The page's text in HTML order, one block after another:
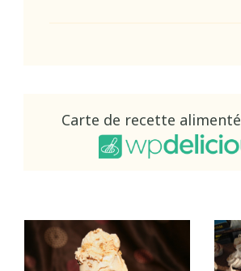
Carte de recette